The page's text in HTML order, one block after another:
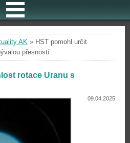
AK » HST pomohl určit
přesností
rotace Uranu s
09.04.2025